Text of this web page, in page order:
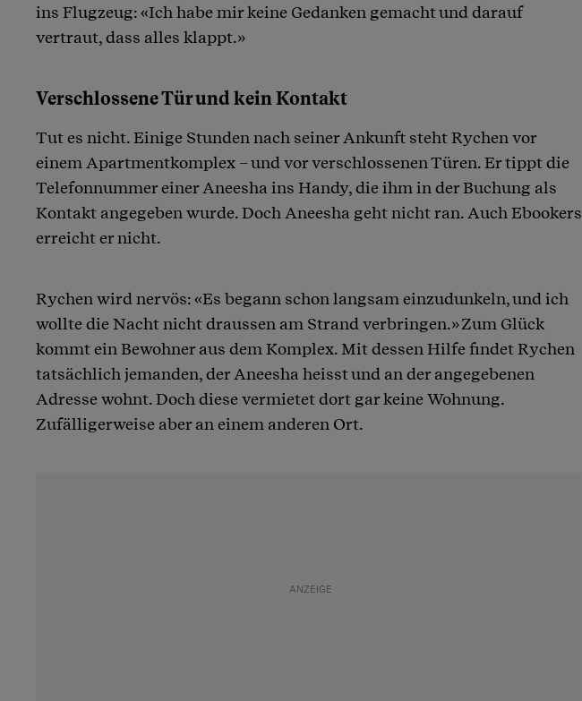
ins Flugzeug: «Ich habe mir keine Gedanken gemacht und darauf
vertraut, dass alles klappt.»
Verschlossene Tür und kein Kontakt
Tut es nicht. Einige Stunden nach seiner Ankunft steht Rychen vor
einem Apartmentkomplex – und vor verschlossenen Türen. Er tippt die
Telefonnummer einer Aneesha ins Handy, die ihm in der Buchung als
Kontakt angegeben wurde. Doch Aneesha geht nicht ran. Auch Ebookers
erreicht er nicht.
Rychen wird nervös: «Es begann schon langsam einzudunkeln, und ich
wollte die Nacht nicht draussen am Strand verbringen.» Zum Glück
kommt ein Bewohner aus dem Komplex. Mit dessen Hilfe findet Rychen
tatsächlich jemanden, der Aneesha heisst und an der angegebenen
Adresse wohnt. Doch diese vermietet dort gar keine Wohnung.
Zufälligerweise aber an einem anderen Ort.